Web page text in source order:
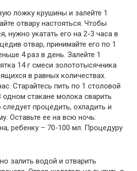
ложку крушины и залейте 1
отвару настояться. Чтобы
нужно укатать его на 2-3 часа в
отвар, принимайте его по 1
4 раз в день. Залейте 1
14 г смеси золототысячника
в равных количествах.
Старайтесь пить по 1 столовой
стакане молока сварить
процедить, охладить и
Оставьте ее на всю ночь:
ребенку – 70-100 мл. Процедуру
залить водой и отварить